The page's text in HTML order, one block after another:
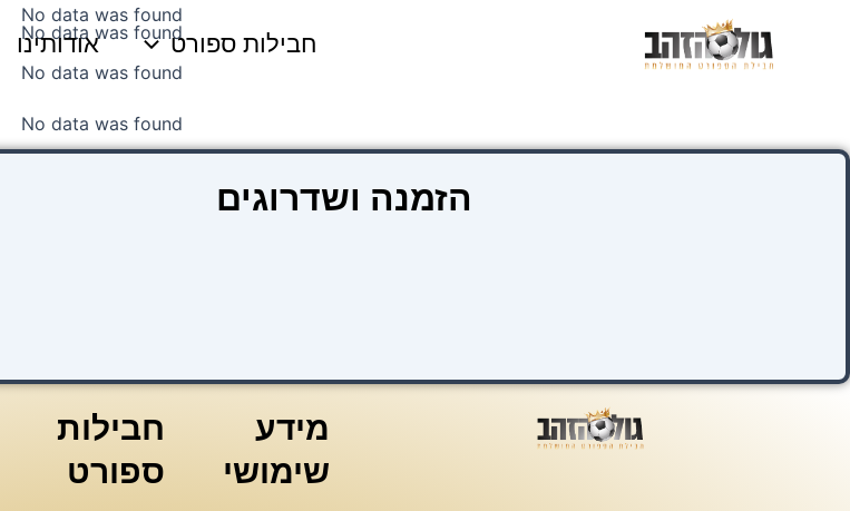
חבילות ספורט אודותינו
No data was found
No data was found
No data was found
No data was found
הזמנה ושדרוגים
מידע
שימושי
חבילות
ספורט